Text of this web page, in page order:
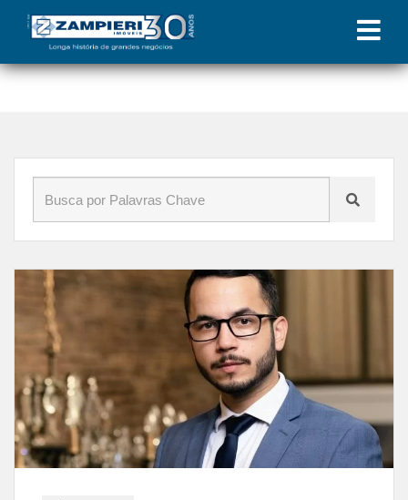
Início»Blog»locação de imóvel